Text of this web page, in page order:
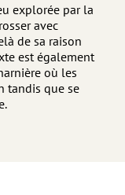
explorée par la
avec
de sa raison
est également
où les
tandis que se